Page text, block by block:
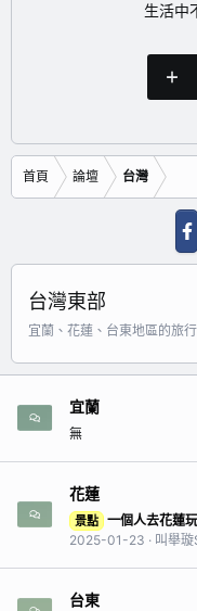
生活中
首頁 論壇 台灣
台灣東部
宜蘭、花蓮、台東地區的旅
宜蘭
無
花蓮
景點 一個人去花蓮
2025-01-23
叫舉
台東